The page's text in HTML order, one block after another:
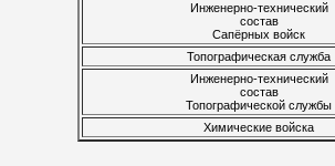
Инженерно-технический
состав
Сапёрных войск
Топографическая служба
Инженерно-технический
состав
Топографической службы
Химические войска